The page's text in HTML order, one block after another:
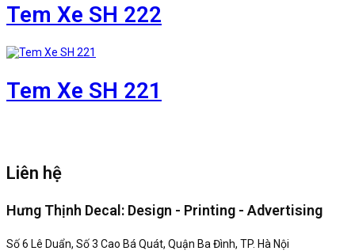
Tem Xe SH 222
Tem Xe SH 221
Liên hệ
Hưng Thịnh Decal: Design - Printing - Advertising
Số 6 Lê Duẩn, Số 3 Cao Bá Quát, Quận Ba Đình, TP. Hà Nội